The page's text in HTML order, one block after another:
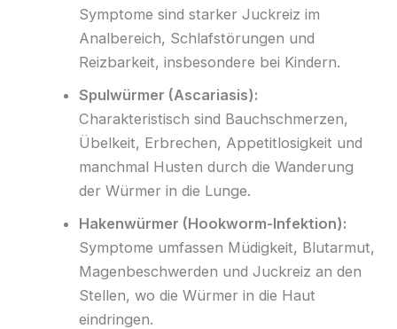
Symptome sind starker Juckreiz im
Analbereich, Schlafstörungen und
Reizbarkeit, insbesondere bei Kindern.
Spulwürmer (Ascariasis):
Charakteristisch sind Bauchschmerzen,
Übelkeit, Erbrechen, Appetitlosigkeit und
manchmal Husten durch die Wanderung
der Würmer in die Lunge.
Hakenwürmer (Hookworm-Infektion):
Symptome umfassen Müdigkeit, Blutarmut,
Magenbeschwerden und Juckreiz an den
Stellen, wo die Würmer in die Haut
eindringen.